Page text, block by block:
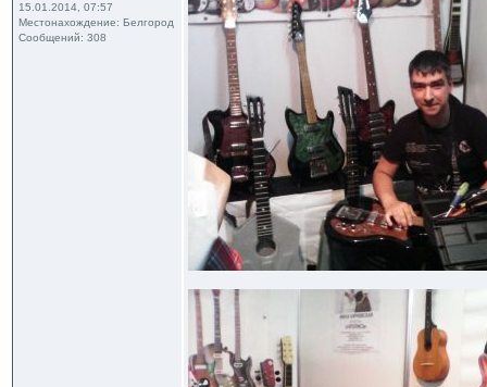
15.01.2014, 07:57
Местонахождение: Белгород
Сообщений: 308